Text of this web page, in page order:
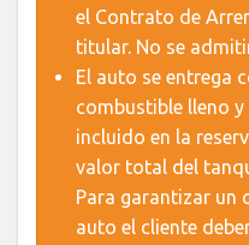
el Contrato de
titular. No se
El auto se entrega
combustible lleno
incluido en la
valor total del
Para garantizar un
auto el cliente